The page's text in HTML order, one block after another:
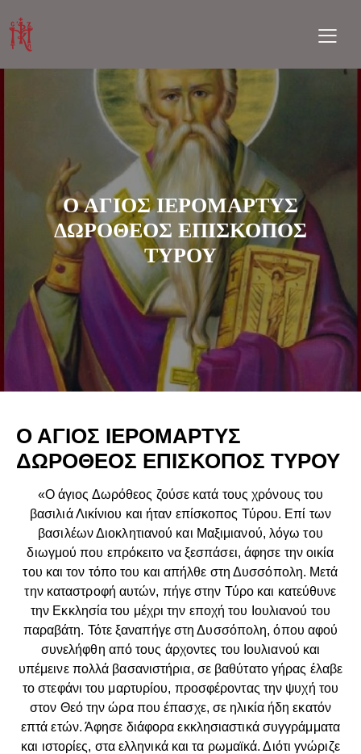
Ο ΑΓΙΟΣ ΙΕΡΟΜΑΡΤΥΣ
ΔΩΡΟΘΕΟΣ ΕΠΙΣΚΟΠΟΣ
ΤΥΡΟΥ
Ο ΑΓΙΟΣ ΙΕΡΟΜΑΡΤΥΣ
ΔΩΡΟΘΕΟΣ ΕΠΙΣΚΟΠΟΣ ΤΥΡΟΥ
«Ο άγιος Δωρόθεος ζούσε κατά τους χρόνους του
βασιλιά Λικίνιου και ήταν επίσκοπος Τύρου. Επί των
βασιλέων Διοκλητιανού και Μαξιμιανού, λόγω του
διωγμού που επρόκειτο να ξεσπάσει, άφησε την οικία
του και τον τόπο του και απήλθε στη Δυσσόπολη. Μετά
την καταστροφή αυτών, πήγε στην Τύρο και κατεύθυνε
την Εκκλησία του μέχρι την εποχή του Ιουλιανού του
παραβάτη. Τότε ξαναπήγε στη Δυσσόπολη, όπου αφού
συνελήφθη από τους άρχοντες του Ιουλιανού και
υπέμεινε πολλά βασανιστήρια, σε βαθύτατο γήρας έλαβε
το στεφάνι του μαρτυρίου, προσφέροντας την ψυχή του
στον Θεό την ώρα που έπασχε, σε ηλικία ήδη εκατόν
επτά ετών. Άφησε διάφορα εκκλησιαστικά συγγράμματα
και ιστορίες, στα ελληνικά και τα ρωμαϊκά. Διότι γνώριζε